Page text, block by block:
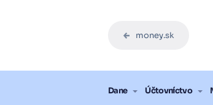
money.sk
Dane Účtovníctvo